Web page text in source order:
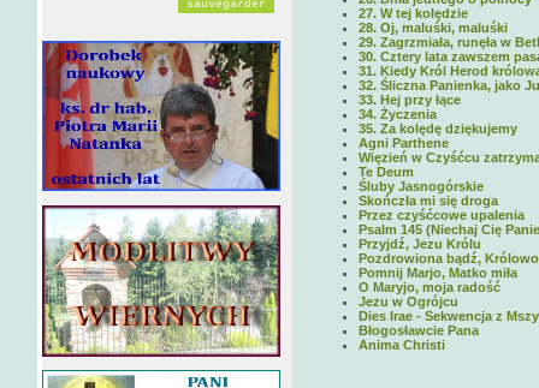
27. W tej kolędzie
28. Oj, maluśki, maluśki
29. Zagrzmiała, runęła w
30. Cztery lata zawszem
31. Kiedy Król Herod
32. Śliczna Panienka, jako
33. Hej przy łące
34. Życzenia
35. Za kolędę dziękujemy
Agni Parthene
Więzień w Czyśćcu
Te Deum
Śluby Jasnogórskie
Skończła mi się droga
Przez czyśćcowe upalenia
Psalm 145 (Niechaj Cię
Przyjdź, Jezu Królu
Pozdrowiona bądź, Królowo
Pomnij Marjo, Matko miła
O Maryjo, moja radość
Jezu w Ogrójcu
Dies Irae - Sekwencja z
Błogosławcie Pana
Anima Christi